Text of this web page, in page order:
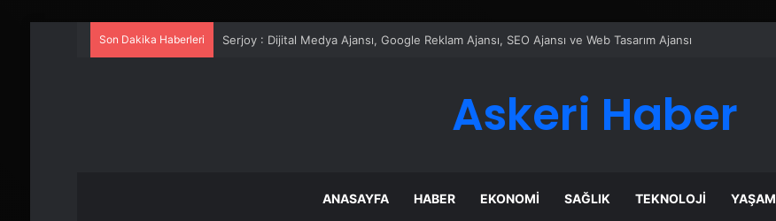
Son Dakika Haberleri UETDS Nedir ? Uetds.com İle Akıllı Dijital Taşımacılık Yazılımı
Askeri Haber
ANASAYFA HABER EKONOMI SAĞLIK TEKNOLOJI YAŞAM